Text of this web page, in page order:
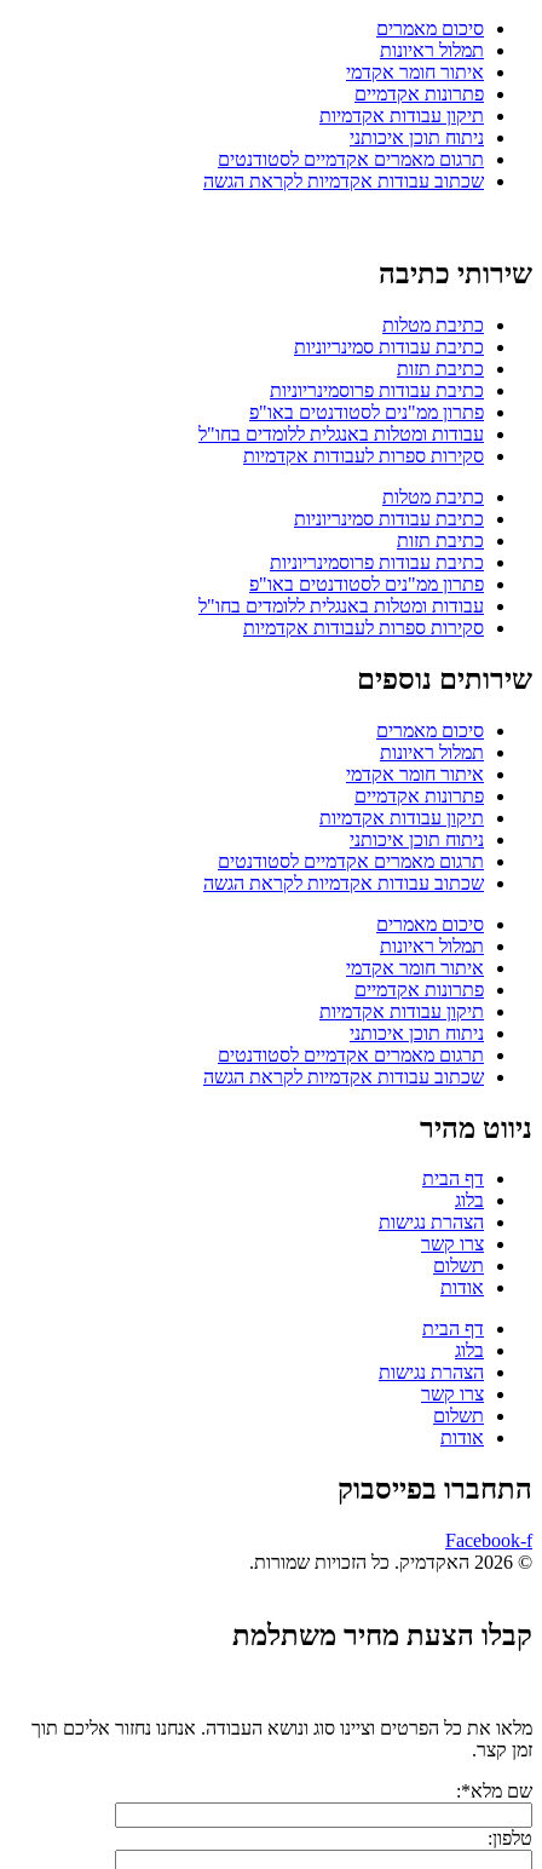
סיכום מאמרים
תמלול ראיונות
איתור חומר אקדמי
פתרונות אקדמיים
תיקון עבודות אקדמיות
ניתוח תוכן איכותני
תרגום מאמרים אקדמיים לסטודנטים
שכתוב עבודות אקדמיות לקראת הגשה
שירותי כתיבה
כתיבת מטלות
כתיבת עבודות סמינריוניות
כתיבת תזות
כתיבת עבודות פרוסמינריוניות
פתרון ממ"נים לסטודנטים באו"פ
עבודות ומטלות באנגלית ללומדים בחו"ל
סקירות ספרות לעבודות אקדמיות
כתיבת מטלות
כתיבת עבודות סמינריוניות
כתיבת תזות
כתיבת עבודות פרוסמינריוניות
פתרון ממ"נים לסטודנטים באו"פ
עבודות ומטלות באנגלית ללומדים בחו"ל
סקירות ספרות לעבודות אקדמיות
שירותים נוספים
סיכום מאמרים
תמלול ראיונות
איתור חומר אקדמי
פתרונות אקדמיים
תיקון עבודות אקדמיות
ניתוח תוכן איכותני
תרגום מאמרים אקדמיים לסטודנטים
שכתוב עבודות אקדמיות לקראת הגשה
סיכום מאמרים
תמלול ראיונות
איתור חומר אקדמי
פתרונות אקדמיים
תיקון עבודות אקדמיות
ניתוח תוכן איכותני
תרגום מאמרים אקדמיים לסטודנטים
שכתוב עבודות אקדמיות לקראת הגשה
ניווט מהיר
דף הבית
בלוג
הצהרת נגישות
צרו קשר
תשלום
אודות
דף הבית
בלוג
הצהרת נגישות
צרו קשר
תשלום
אודות
התחברו בפייסבוק
Facebook-f
© 2026 האקדמיק. כל הזכויות שמורות.
קבלו הצעת מחיר משתלמת
מלאו את כל הפרטים וציינו סוג ונושא העבודה. אנחנו נחזור אליכם תוך
זמן קצר.
שם מלא*:
טלפון: